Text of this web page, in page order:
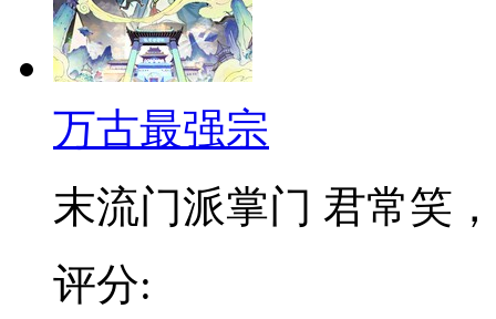
万古最强宗
末流门派掌门 君常笑
评分: